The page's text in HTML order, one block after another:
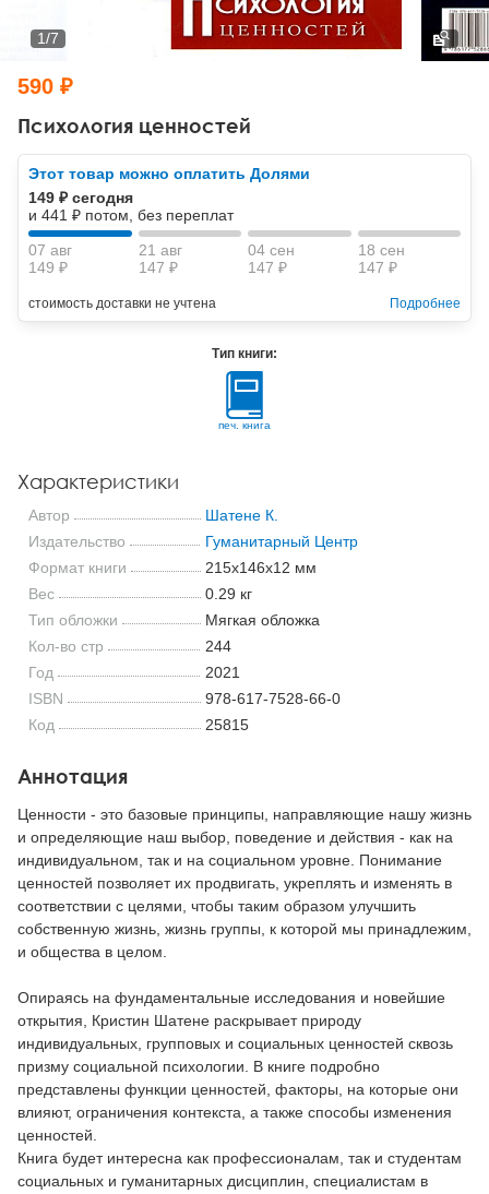
Тревожные расстройства, панические атаки
Другие направления психотерапии
Классический, эриксоновский гипноз и НЛП
НЛП
Психология труда и эргономика
Социальная психология
Социальная и организационная психология
Классический и юнгианский психоанализ
Психология ценностей
1/7
590 ₽
Этот товар можно оплатить Долями
149 ₽ сегодня
и 441 ₽ потом, без переплат
07 авг
149 ₽
21 авг
147 ₽
04 сен
147 ₽
18 сен
147 ₽
стоимость доставки не учтена Подробнее
Тип книги:
печ. книга
Характеристики
Автор
Шатене К.
Издательство
Гуманитарный Центр
Формат книги
215x146x12 мм
Вес
0.29 кг
Тип обложки
Мягкая обложка
Кол-во стр
244
Год
2021
ISBN
978-617-7528-66-0
Код
25815
Аннотация
Ценности - это базовые принципы, направляющие нашу жизнь
и определяющие наш выбор, поведение и действия - как на
индивидуальном, так и на социальном уровне. Понимание
ценностей позволяет их продвигать, укреплять и изменять в
соответствии с целями, чтобы таким образом улучшить
собственную жизнь, жизнь группы, к которой мы принадлежим,
и общества в целом.
Опираясь на фундаментальные исследования и новейшие
открытия, Кристин Шатене раскрывает природу
индивидуальных, групповых и социальных ценностей сквозь
призму социальной психологии. В книге подробно
представлены функции ценностей, факторы, на которые они
влияют, ограничения контекста, а также способы изменения
ценностей.
Книга будет интересна как профессионалам, так и студентам
социальных и гуманитарных дисциплин, специалистам в